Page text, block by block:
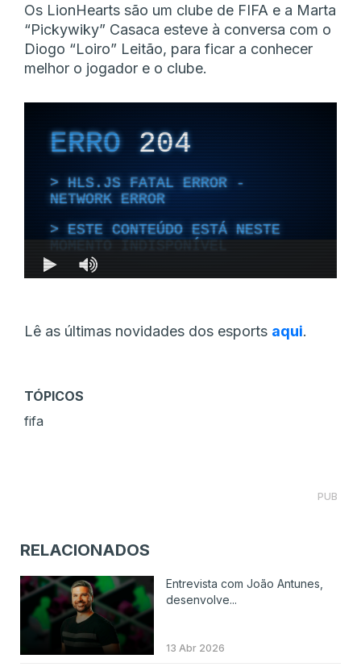
Os LionHearts são um clube de FIFA e a Marta
“Pickywiky” Casaca esteve à conversa com o
Diogo “Loiro” Leitão, para ficar a conhecer
melhor o jogador e o clube.
Lê as últimas novidades dos esports aqui.
TÓPICOS
fifa
PUB
RELACIONADOS
Entrevista com João Antunes,
desenvolve...
13 Abr 2026